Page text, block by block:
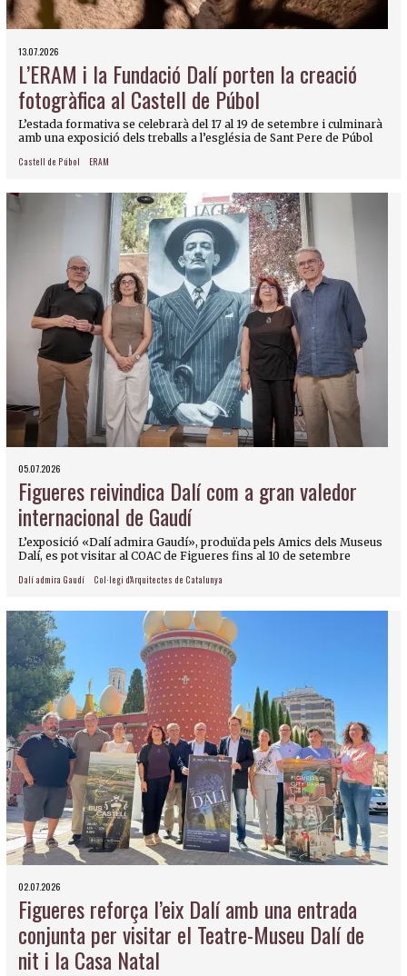
13.07.2026
L’ERAM i la Fundació Dalí porten la creació
fotogràfica al Castell de Púbol
L’estada formativa se celebrarà del 17 al 19 de setembre i culminarà
amb una exposició dels treballs a l’església de Sant Pere de Púbol
Castell de Púbol ERAM
05.07.2026
Figueres reivindica Dalí com a gran valedor
internacional de Gaudí
L’exposició «Dalí admira Gaudí», produïda pels Amics dels Museus
Dalí, es pot visitar al COAC de Figueres fins al 10 de setembre
Dalí admira Gaudí Col·legi d'Arquitectes de Catalunya
02.07.2026
Figueres reforça l’eix Dalí amb una entrada
conjunta per visitar el Teatre-Museu Dalí de
nit i la Casa Natal